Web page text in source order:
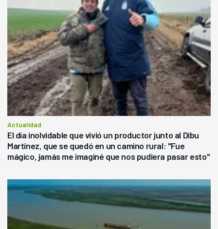
Actualidad
El día inolvidable que vivió un productor junto al Dibu
Martínez, que se quedó en un camino rural: "Fue
mágico, jamás me imaginé que nos pudiera pasar esto"